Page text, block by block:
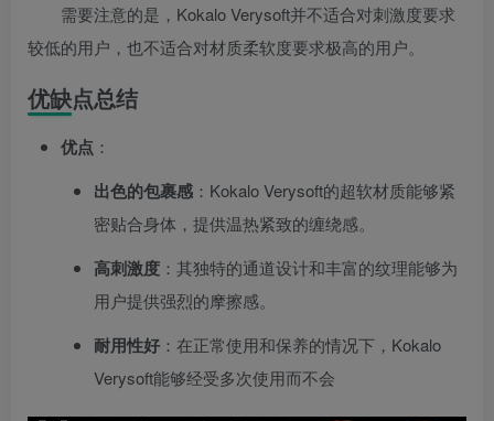
需要注意的是，Kokalo Verysoft并不适合对刺激度要求
较低的用户，也不适合对材质柔软度要求极高的用户。
优缺点总结
优点 ：
出色的包裹感 ：Kokalo Verysoft的超软材质能够紧
密贴合身体，提供温热紧致的缠绕感。
高刺激度 ：其独特的通道设计和丰富的纹理能够为
用户提供强烈的摩擦感。
耐用性好 ：在正常使用和保养的情况下，Kokalo
Verysoft能够经受多次使用而不会